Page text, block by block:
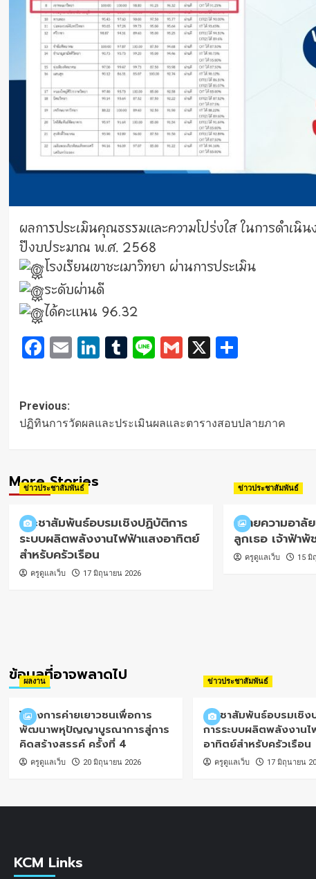
ผลการประเมินคุณธรรมและความโปร่งใส ในการดำเ
ปีงบประมาณ พ.ศ. 2568
โรงเรียนเขาชะเมาวิทยา ผ่านการประเมิน
ระดับผ่านดี
ได้คะแนน 96.32
Facebook
Email
LinkedIn
Tumblr
LineGmail
X Share
Post
navigation
Previous:
ปฏิทินการวัดผลและประเมินผลและตารางสอบปลายภาค
More Stories
ข่าวประชาสัมพันธ์
ประชาสัมพันธ์อบรมเชิงปฏิบัติการ
ระบบผลิตพลังงานไฟฟ้าแสงอาทิตย์
สำหรับครัวเรือน
ครูดูแลเว็บ 17 มิถุนายน 2026
ข่าวประชาสัมพันธ์
ถวายความอาลั
ลูกเธอ เจ้าฟ้าพั
ครูดูแลเว็บ 15 มิ
ข้อมูลที่อาจพลาดไป
ผลงาน
โครงการค่ายเยาวชนเพื่อการ
พัฒนาพหุปัญญาบูรณาการสู่การ
คิดสร้างสรรค์ ครั้งที่ 4
ครูดูแลเว็บ 20 มิถุนายน 2026
ข่าวประชาสัมพันธ์
ประชาสัมพันธ์อบรมเชิ
การระบบผลิตพลังงาน
อาทิตย์สำหรับครัวเรือน
ครูดูแลเว็บ 17 มิถุนายน
KCM Links